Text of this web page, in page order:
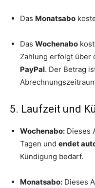
Das Monatsabo
Das Wochenabo
Zahlung erfolgt über
PayPal. Der Betrag
5. Laufzeit und
Wochenabo: Dieses
Tagen und endet
Kündigung bedarf.
Monatsabo: Dieses